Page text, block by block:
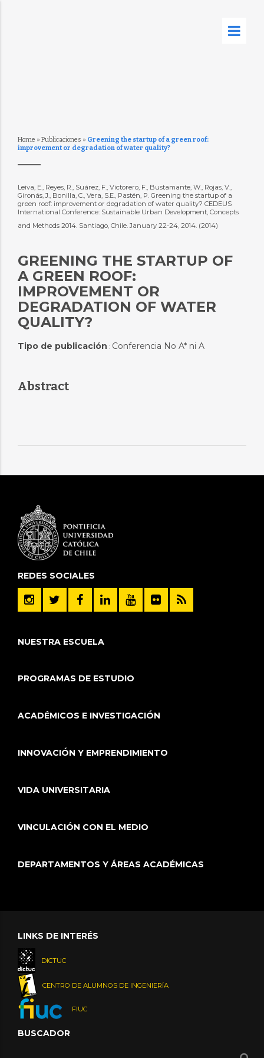
Home » Publicaciones » Greening the startup of a green roof:
improvement or degradation of water quality?
Leiva, E., Reyes, R., Suárez, F., Victorero, F., Bustamante, W., Rojas, V.,
Gironás, J., Bonilla, C., Vera, S.E., Pastén, P. Greening the startup of a
green roof: improvement or degradation of water quality? CEDEUS
International Conference: Sustainable Urban Development, Concepts
and Methods 2014. Santiago, Chile. January 22-24, 2014. (2014)
GREENING THE STARTUP OF
A GREEN ROOF:
IMPROVEMENT OR
DEGRADATION OF WATER
QUALITY?
Tipo de publicación : Conferencia No A* ni A
Abstract
REDES SOCIALES
NUESTRA ESCUELA
PROGRAMAS DE ESTUDIO
ACADÉMICOS E INVESTIGACIÓN
INNOVACIÓN Y EMPRENDIMIENTO
VIDA UNIVERSITARIA
VINCULACIÓN CON EL MEDIO
DEPARTAMENTOS Y ÁREAS ACADÉMICAS
LINKS DE INTERÉS
DICTUC
CENTRO DE ALUMNOS DE INGENIERÍA
FIUC
BUSCADOR